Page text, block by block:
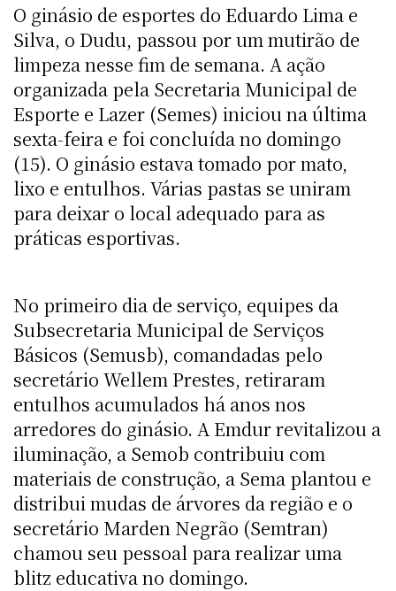
O ginásio de esportes do Eduardo Lima e
Silva, o Dudu, passou por um mutirão de
limpeza nesse fim de semana. A ação
organizada pela Secretaria Municipal de
Esporte e Lazer (Semes) iniciou na última
sexta-feira e foi concluída no domingo
(15). O ginásio estava tomado por mato,
lixo e entulhos. Várias pastas se uniram
para deixar o local adequado para as
práticas esportivas.
No primeiro dia de serviço, equipes da
Subsecretaria Municipal de Serviços
Básicos (Semusb), comandadas pelo
secretário Wellem Prestes, retiraram
entulhos acumulados há anos nos
arredores do ginásio. A Emdur revitalizou a
iluminação, a Semob contribuiu com
materiais de construção, a Sema plantou e
distribui mudas de árvores da região e o
secretário Marden Negrão (Semtran)
chamou seu pessoal para realizar uma
blitz educativa no domingo.